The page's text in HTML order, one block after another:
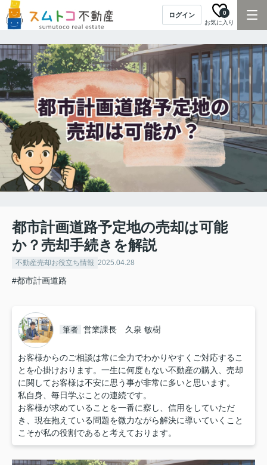
ログイン
お気に入り
0
都市計画道路予定地の売却は可能
か？売却手続きを解説
不動産売却お役立ち情報 2025.04.28
#都市計画道路
筆者 営業課長 久泉 敏樹
お客様からのご相談は常に全力でわかりやすくご対応するこ
とを心掛けおります。一生に何度もない不動産の購入、売却
に関してお客様は不安に思う事が非常に多いと思います。
私自身、毎日学ぶことの連続です。
お客様が求めていることを一番に察し、信用をしていただ
き、現在抱えている問題を微力ながら解決に導いていくこと
こそが私の役割であると考えております。